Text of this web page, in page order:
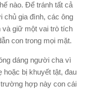
nào. Để tránh tất cả
chủ gia đình, các ông
giữ một vai trò tích
con trong mọi mặt.
dáng người cha vì
hoặc bị khuyết tật, đau
hợp này con cái